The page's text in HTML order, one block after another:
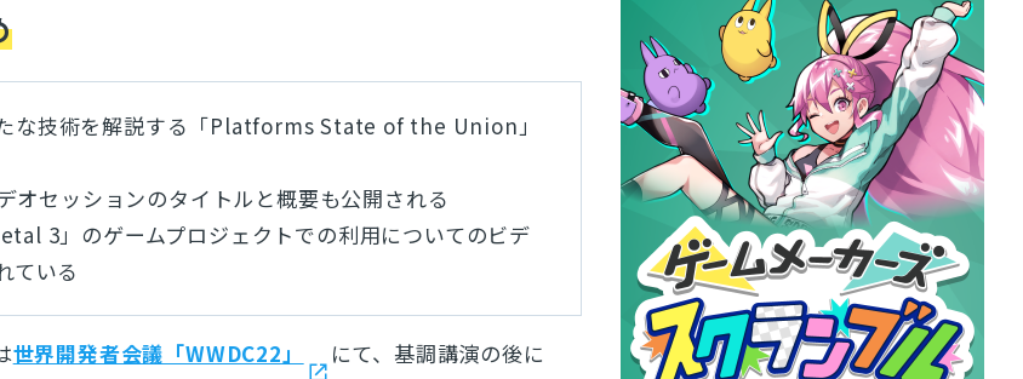
な技術を解説する「Platforms State of the Union」
オセッションのタイトルと概要も公開される
3」のゲームプロジェクトでの利用についてのビデ
ている
世界開発者会議「WWDC22」
にて、基調講演の後に